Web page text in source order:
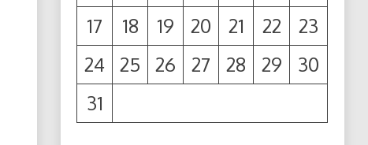
17
18 19 20 21 22
23
24
25 26 27 28 29
30
31